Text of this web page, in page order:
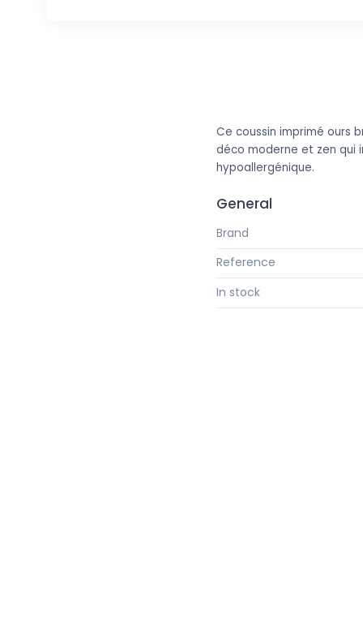
Ce coussin imprimé ours
déco moderne et zen qui
hypoallergénique.
General
Brand
Reference
In stock